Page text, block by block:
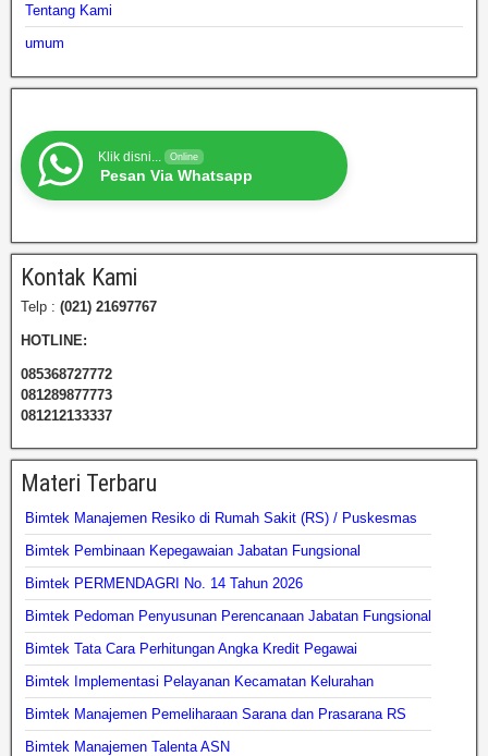
Tentang Kami
umum
Klik disni... Online
Pesan Via Whatsapp
Kontak Kami
Telp : (021) 21697767
HOTLINE:
085368727772
081289877773
081212133337
Materi Terbaru
Bimtek Manajemen Resiko di Rumah Sakit (RS) / Puskesmas
Bimtek Pembinaan Kepegawaian Jabatan Fungsional
Bimtek PERMENDAGRI No. 14 Tahun 2026
Bimtek Pedoman Penyusunan Perencanaan Jabatan Fungsional
Bimtek Tata Cara Perhitungan Angka Kredit Pegawai
Bimtek Implementasi Pelayanan Kecamatan Kelurahan
Bimtek Manajemen Pemeliharaan Sarana dan Prasarana RS
Bimtek Manajemen Talenta ASN